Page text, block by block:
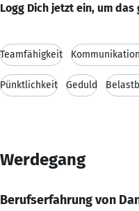
Logg Dich jetzt ein, um
Teamfähigkeit
Pünktlichkeit Geduld
Werdegang
Berufserfahrung von